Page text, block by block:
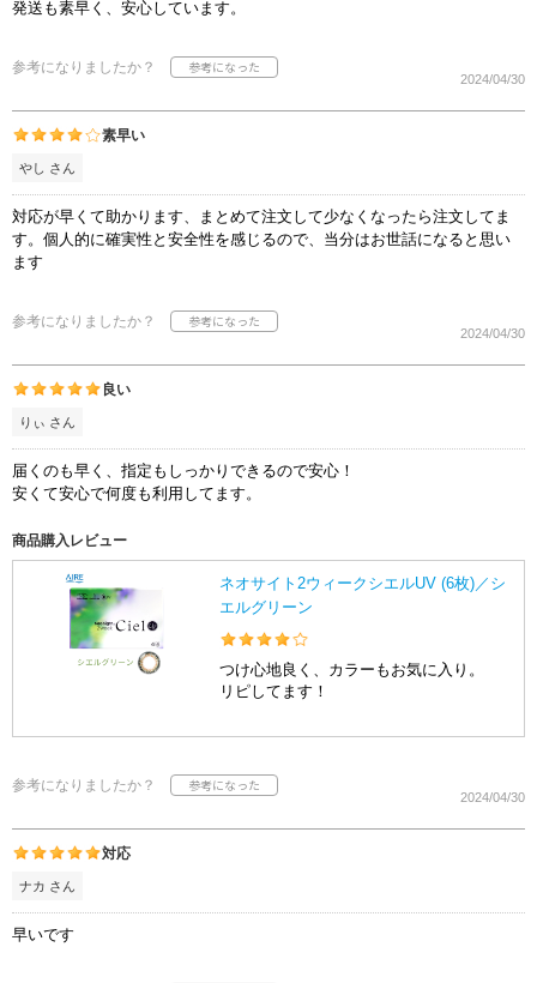
発送も素早く、安心しています。
参考になりましたか？
2024/04/30
素早い
やし さん
対応が早くて助かります、まとめて注文して少なくなったら注文してま
す。個人的に確実性と安全性を感じるので、当分はお世話になると思い
ます
参考になりましたか？
2024/04/30
良い
りぃ さん
届くのも早く、指定もしっかりできるので安心！
安くて安心で何度も利用してます。
商品購入レビュー
ネオサイト2ウィークシエルUV (6枚)／シ
エルグリーン
つけ心地良く、カラーもお気に入り。
リピしてます！
参考になりましたか？
2024/04/30
対応
ナカ さん
早いです